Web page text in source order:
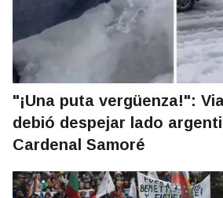
"¡Una puta vergüenza!":
debió despejar lado
Cardenal Samoré